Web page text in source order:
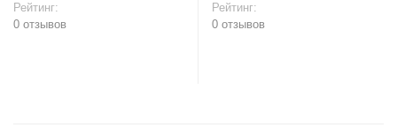
Рейтинг:
0 отзывов
Рейтинг:
0 отзывов